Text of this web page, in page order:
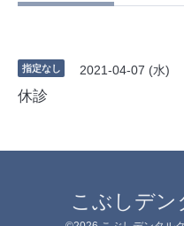
指定なし 2021-04-07 (水)
休診
こぶしデン